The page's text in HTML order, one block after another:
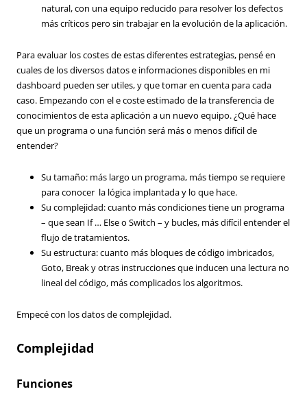
natural, con una equipo reducido para resolver los defectos
más críticos pero sin trabajar en la evolución de la aplicación.
Para evaluar los costes de estas diferentes estrategias, pensé en
cuales de los diversos datos e informaciones disponibles en mi
dashboard pueden ser utiles, y que tomar en cuenta para cada
caso. Empezando con el e coste estimado de la transferencia de
conocimientos de esta aplicación a un nuevo equipo. ¿Qué hace
que un programa o una función será más o menos difícil de
entender?
Su tamaño: más largo un programa, más tiempo se requiere
para conocer la lógica implantada y lo que hace.
Su complejidad: cuanto más condiciones tiene un programa
– que sean If … Else o Switch – y bucles, más difícil entender el
flujo de tratamientos.
Su estructura: cuanto más bloques de código imbricados,
Goto, Break y otras instrucciones que inducen una lectura no
lineal del código, más complicados los algoritmos.
Empecé con los datos de complejidad.
Complejidad
Funciones